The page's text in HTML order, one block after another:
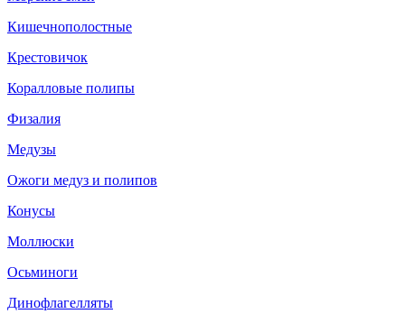
Кишечнополостные
Крестовичок
Коралловые полипы
Физалия
Медузы
Ожоги медуз и полипов
Конусы
Моллюски
Осьминоги
Динофлагелляты